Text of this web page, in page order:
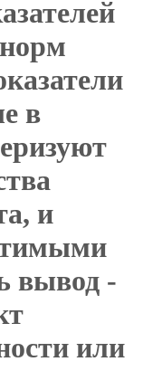
в
и
вывод -
или